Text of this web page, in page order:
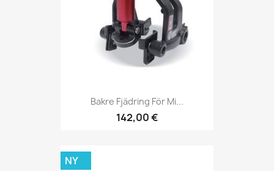
Bakre Fjädring För Mi...
142,00 €
NY